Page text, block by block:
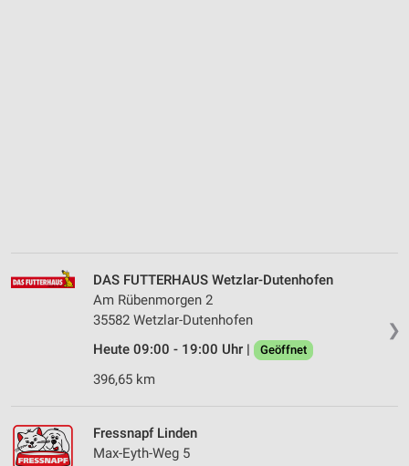
❯
DAS FUTTERHAUS Wetzlar-Dutenhofen
Am Rübenmorgen 2
35582 Wetzlar-Dutenhofen
Heute 09:00 - 19:00 Uhr |
Geöffnet
396,65 km
Fressnapf Linden
Max-Eyth-Weg 5